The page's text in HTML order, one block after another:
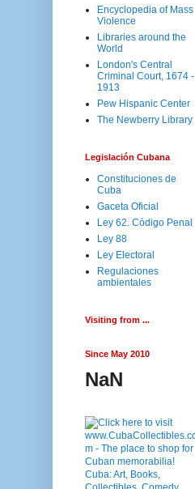
Encyclopedia of Mass
Violence
Libraries around the
World
London's Central
Criminal Court, 1674 -
1913
Pew Hispanic Center
The Newberry Library
Legislación Cubana
Constituciones de
Cuba
Gaceta Oficial
Ley 62. Código Penal
Ley 88
Ley Electoral
Regulaciones
ambientales
Visiting from ...
Since May 2010
NaN